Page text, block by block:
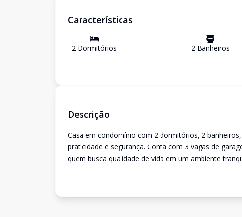
Características
2 Dormitórios 2 Banheiros
Descrição
Casa em condomínio com 2 dormitórios, 2
praticidade e segurança. Conta com 3 vagas de
quem busca qualidade de vida em um ambiente